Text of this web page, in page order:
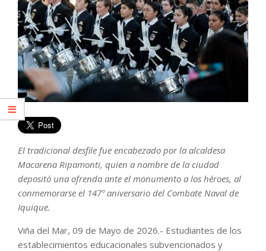
El tradicional desfile fue encabezado por la alcaldesa
Macarena Ripamonti, quien a nombre de la ciudad
depositó una ofrenda ante el monumento a los héroes, al
conmemorarse el 147º aniversario del Combate Naval de
Iquique.
Viña del Mar, 09 de Mayo de 2026.- Estudiantes de los
establecimientos educacionales subvencionados y